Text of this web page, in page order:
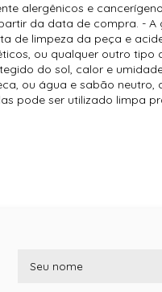
alergênicos e
da data de compra. -
limpeza da peça e
ou qualquer outro
do sol, calor e
ou água e sabão
pode ser utilizado limpa